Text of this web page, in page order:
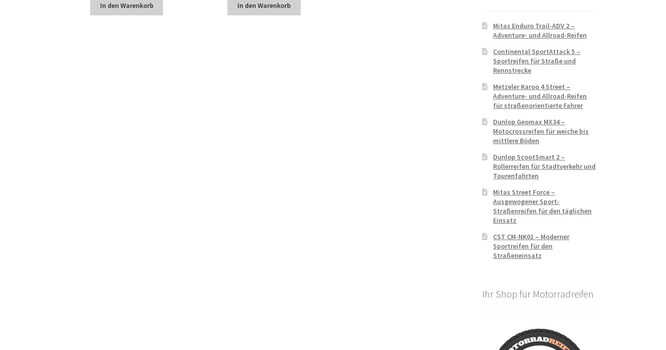
In den Warenkorb In den Warenkorb
Mitas Enduro Trail-ADV 2 –
Adventure- und Allroad-Reifen
Continental SportAttack 5 –
Sportreifen für Straße und
Rennstrecke
Metzeler Karoo 4 Street –
Adventure- und Allroad-Reifen
für straßenorientierte Fahrer
Dunlop Geomax MX34 –
Motocrossreifen für weiche bis
mittlere Böden
Dunlop ScootSmart 2 –
Rollerreifen für Stadtverkehr und
Tourenfahrten
Mitas Street Force –
Ausgewogener Sport-
Straßenreifen für den täglichen
Einsatz
CST CM-NK01 – Moderner
Sportreifen für den
Straßeneinsatz
Ihr Shop für Motorradreifen